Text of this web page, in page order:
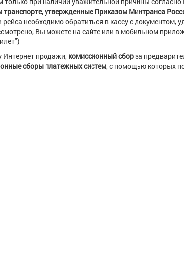
утвержденные Приказом Минтранса
необходимо обратиться в кассу с документом,
Вы можете на сайте или в мобильном
Интернет продажи, комиссионный сборза
сборы платежных систем, с помощью которых